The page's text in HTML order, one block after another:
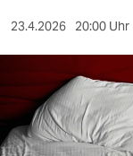
nord
wahrheit
verlag
verlag
23.4.2026 20:00 Uhr